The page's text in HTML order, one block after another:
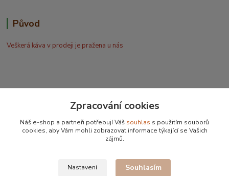
Původ
Veškerá káva v prodeji je pražena u nás
+420 602 577 209
Zpracování cookies
Náš e-shop a partneři potřebují Váš souhlas s použitím souborů
cookies, aby Vám mohli zobrazovat informace týkající se Vašich
zájmů.
Nastavení Souhlasím